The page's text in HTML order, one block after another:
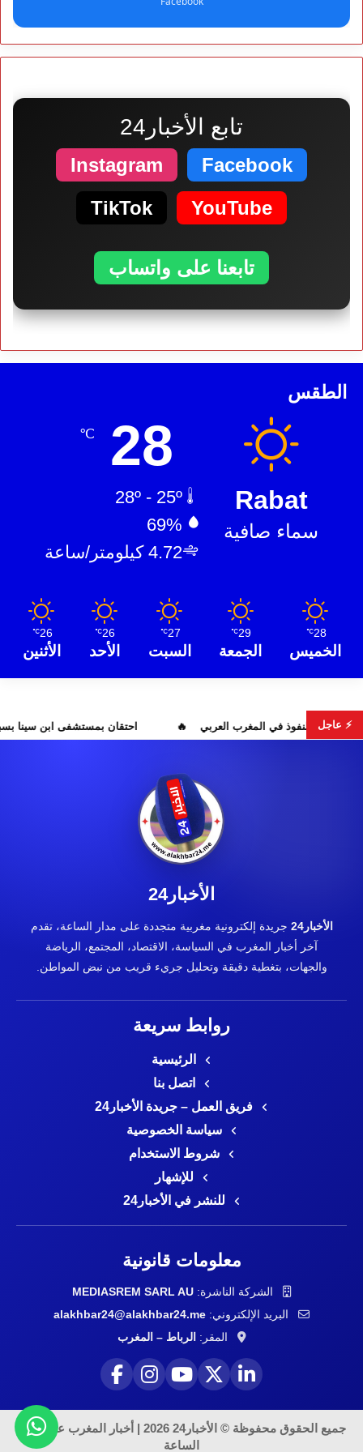
تابع الأخبار24
Facebook
Instagram
YouTube
TikTok
تابعنا على واتساب
الطقس
Rabat
سماء صافية
28
℃
69%
4.72 كيلومتر/ساعة
28
℃
الخميس
29
℃
الجمعة
27
℃
السبت
26
℃
الأحد
26
℃
الأثنين
⚡ عاجل
تبون تعيد رسم موازين النفوذ في المغرب العربي احتقان
الأخبار24
الأخبار24
جريدة إلكترونية مغربية متجددة على مدار الساعة، تقدم
آخر أخبار المغرب في السياسة، الاقتصاد، المجتمع، الرياضة
والجهات، بتغطية دقيقة وتحليل جريء قريب من نبض المواطن.
روابط سريعة
الرئيسية
اتصل بنا
فريق العمل – جريدة الأخبار24
سياسة الخصوصية
شروط الاستخدام
للإشهار
للنشر في الأخبار24
معلومات قانونية
الشركة الناشرة:MEDIASREM SARL AU
البريد الإلكتروني: alakhbar24@alakhbar24.me
المقر:الرباط – المغرب
جميع الحقوق محفوظة © الأخبار24 2026 | أخبار المغرب على مدار
الساعة